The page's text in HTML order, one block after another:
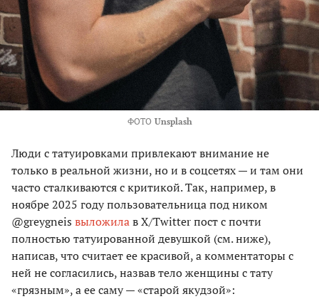
ФОТО Unsplash
Люди с татуировками привлекают внимание не
только в реальной жизни, но и в соцсетях — и там они
часто сталкиваются с критикой. Так, например, в
ноябре 2025 году пользовательница под ником
@greygneis выложилав X/Twitter пост с почти
полностью татуированной девушкой (см. ниже),
написав, что считает ее красивой, а комментаторы с
ней не согласились, назвав тело женщины с тату
«грязным», а ее саму — «старой якудзой»: